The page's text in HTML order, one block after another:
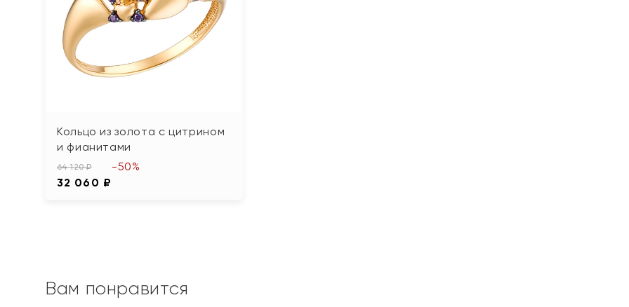
Кольцо из золота с цитрином
и фианитами
64 120 ₽
32 060 ₽
-50%
Вам понравится